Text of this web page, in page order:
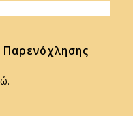
Παρενόχλησης